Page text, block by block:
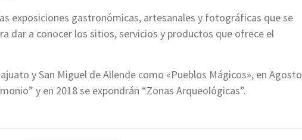
exposiciones gastronómicas, artesanales y fotográficas que se
dar a conocer los sitios, servicios y productos que ofrece el
y San Miguel de Allende como «Pueblos Mágicos», en Agosto
y en 2018 se expondrán “Zonas Arqueológicas”.